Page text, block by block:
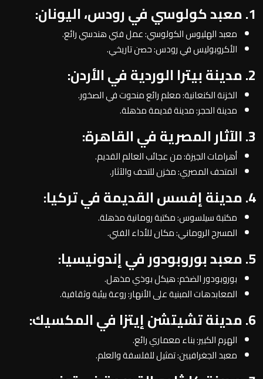
1. معبد كولوسي في رودس، اليونان:
معبد الهليوس الكولوسي: عمل فني هندسي رائع.
الأكروبوليس في رودس: حصن تاريخي.
2. مدينة بيترا الوردية في الأردن:
الخزنة الكنعانية: معلم رائع منحوت في الصخور.
مدينة الحجر: مدينة قديمة مذهلة.
3. الآثار المصرية في القاهرة:
أهرامات الجيزة: من عجائب العالم القديم.
المتحف المصري: مخزن للتحف والآثار.
4. مدينة إفسس القديمة في تركيا:
مكتبة سيلسوس: مكتبة رومانية مذهلة.
المسرح الروماني: مكان للأداء الفني.
5. معبد بوروبودور في إندونيسيا:
بوروبودور الضخم: هيكل بوذي مذهل.
المعابدهات المبنية على الأنهار: روعة بيئية وثقافية.
6. مدينة تشيتشن إيتزا في المكسيك:
الهرم الكبير: بناء معماري رائع.
معبد الجغرافيين: تمثيل للفلسفة والعلم.